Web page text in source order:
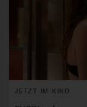
JETZT IM KINO